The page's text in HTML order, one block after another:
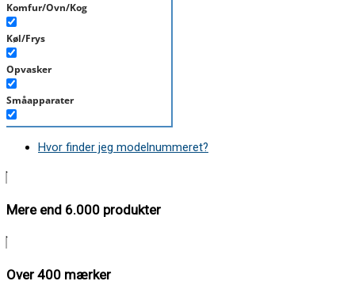
Komfur/Ovn/Kog
Køl/Frys
Opvasker
Småapparater
Støvsuger
Hvor finder jeg modelnummeret?
Mere end 6.000 produkter
Over 400 mærker